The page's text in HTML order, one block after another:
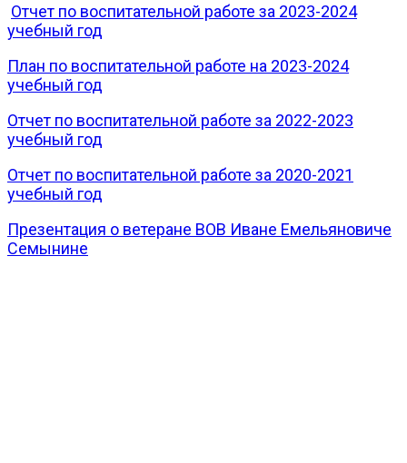
Отчет по воспитательной работе за 2023-2024
учебный год
План по воспитательной работе на 2023-2024
учебный год
Отчет по воспитательной работе за 2022-2023
учебный год
Отчет по воспитательной работе за 2020-2021
учебный год
Презентация о ветеране ВОВ Иване Емельяновиче
Семынине